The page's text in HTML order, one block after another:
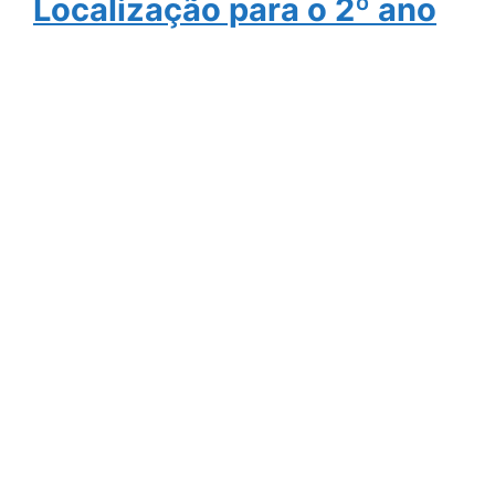
Localização para o 2º ano